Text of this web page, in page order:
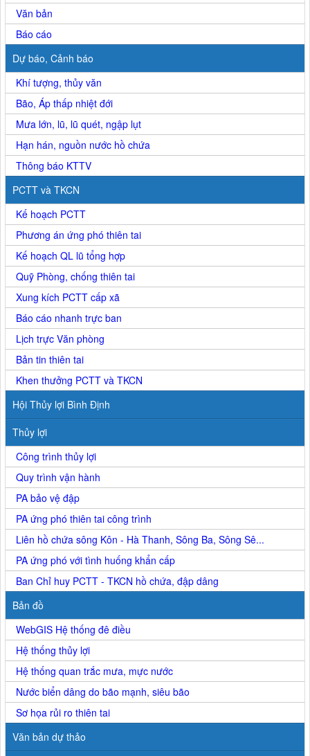
Văn bản
Báo cáo
Dự báo, Cảnh báo
Khí tượng, thủy văn
Bão, Áp thấp nhiệt đới
Mưa lớn, lũ, lũ quét, ngập lụt
Hạn hán, nguồn nước hồ chứa
Thông báo KTTV
PCTT và TKCN
Kế hoạch PCTT
Phương án ứng phó thiên tai
Kế hoạch QL lũ tổng hợp
Quỹ Phòng, chống thiên tai
Xung kích PCTT cấp xã
Báo cáo nhanh trực ban
Lịch trực Văn phòng
Bản tin thiên tai
Khen thưởng PCTT và TKCN
Hội Thủy lợi Bình Định
Thủy lợi
Công trình thủy lợi
Quy trình vận hành
PA bảo vệ đập
PA ứng phó thiên tai công trình
Liên hồ chứa sông Kôn - Hà Thanh, Sông Ba, Sông Sê...
PA ứng phó với tình huống khẩn cấp
Ban Chỉ huy PCTT - TKCN hồ chứa, đập dâng
Bản đồ
WebGIS Hệ thống đê điều
Hệ thống thủy lợi
Hệ thống quan trắc mưa, mực nước
Nước biển dâng do bão mạnh, siêu bão
Sơ họa rủi ro thiên tai
Văn bản dự thảo